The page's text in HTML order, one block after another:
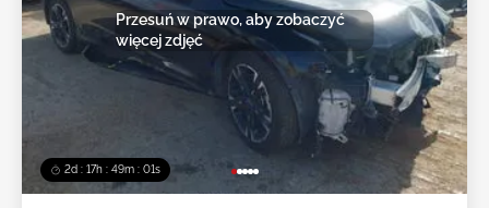
2d : 17h : 48m : 58s
Przesuń w prawo, aby zobaczyć
więcej zdjęć